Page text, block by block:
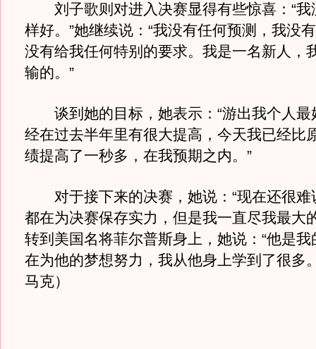
刘子歌则对进入决赛显得有些惊喜：“我
样好。”她继续说：“我没有任何预测，我没
没有给我任何特别的要求。我是一名新人，
输的。”
谈到她的目标，她表示：“游出我个人最
经在过去半年里有很大提高，今天我已经比
绩提高了一秒多，在我预期之内。”
对于接下来的决赛，她说：“现在还很难
都在为决赛保存实力，但是我一直尽我最大
转到美国名将菲尔普斯身上，她说：“他是
在为他的梦想努力，我从他身上学到了很多
马克）